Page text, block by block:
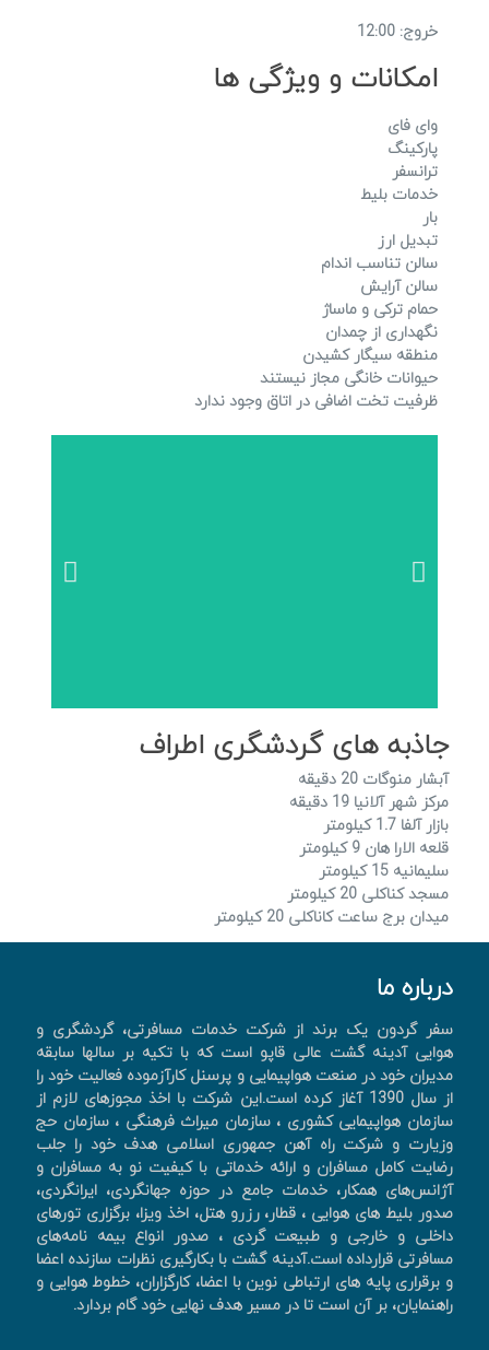
خروج: 12:00
امکانات و ویژگی ها
وای فای
پارکینگ
ترانسفر
خدمات بلیط
بار
تبدیل ارز
سالن تناسب اندام
سالن آرایش
حمام ترکی و ماساژ
نگهداری از چمدان
منطقه سیگار کشیدن
حیوانات خانگی مجاز نیستند
ظرفیت تخت اضافی در اتاق وجود ندارد
جاذبه های گردشگری اطراف
آبشار منوگات 20 دقیقه
مرکز شهر آلانیا 19 دقیقه
بازار آلفا 1.7 کیلومتر
قلعه الارا هان 9 کیلومتر
سلیمانیه 15 کیلومتر
مسجد کناکلی 20 کیلومتر
میدان برج ساعت کاناکلی 20 کیلومتر
درباره ما
سفر گردون یک برند از شرکت خدمات مسافرتی، گردشگری و
هوایی آدینه گشت عالی قاپو است که با تکیه بر سالها سابقه
مدیران خود در صنعت هواپیمایی و پرسنل کارآزموده فعالیت خود را
از سال 1390 آغاز کرده است.این شرکت با اخذ مجوزهای لازم از
سازمان هواپیمایی کشوری ، سازمان میراث فرهنگی ، سازمان حج
وزیارت و شرکت راه آهن جمهوری اسلامی هدف خود را جلب
رضایت کامل مسافران و ارائه خدماتی با کیفیت نو به مسافران و
آژانس‌های همکار، خدمات جامع در حوزه جهانگردی، ايرانگردی،
صدور بليط های هوايی ، قطار، رزرو هتل، اخذ ويزا، برگزاری تورهای
داخلی و خارجی و طبیعت گردی ، صدور انواع بیمه نامه‌های
مسافرتی قرارداده است.آدینه گشت با بکارگیری نظرات سازنده اعضا
و برقراری پایه های ارتباطی نوین با اعضا، کارگزاران، خطوط هوایی و
راهنمایان، بر آن است تا در مسیر هدف نهایی خود گام بردارد.